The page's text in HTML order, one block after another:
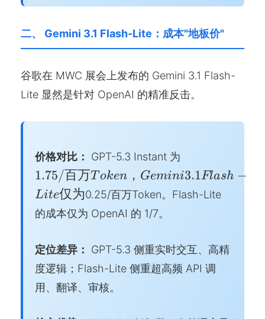
二、 Gemini 3.1 Flash-Lite：成本"地板价"
谷歌在 MWC 展会上发布的 Gemini 3.1 Flash-
Lite 显然是针对 OpenAI 的精准反击。
价格对比： GPT-5.3 Instant 为
万
Gemini
Lite 仅
为
1.75/百万Token， Gemini3.1Flash −
Lite仅为0.25/百万Token。Flash-Lite
的成本仅为 OpenAI 的 1/7。
定位差异：
GPT-5.3 侧重实时交互、高精
度逻辑；Flash-Lite 侧重超高频 API 调
用、翻译、审核。